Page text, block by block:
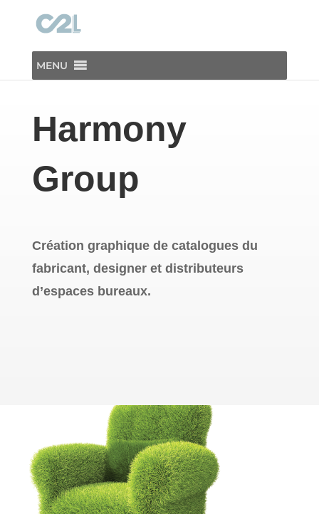
MENU
Harmony
Group
Création graphique de catalogues du
fabricant, designer et distributeurs
d’espaces bureaux.